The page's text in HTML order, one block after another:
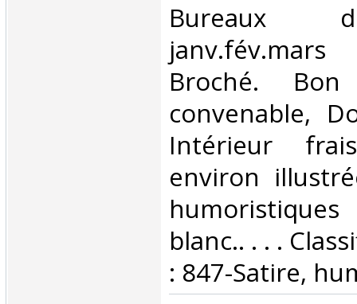
‎Bureaux
Broché.
convenable,
Intérieur
environ
blanc.. . . .
: 847-Satire,